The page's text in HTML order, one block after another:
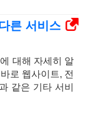
른 서비스
대해 자세히 알
로 웹사이트, 전
같은 기타 서비